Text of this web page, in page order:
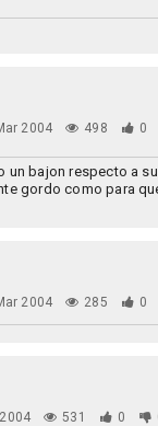
2004 498 0
bajon respecto a su
gordo como para
2004 285 0
531 0